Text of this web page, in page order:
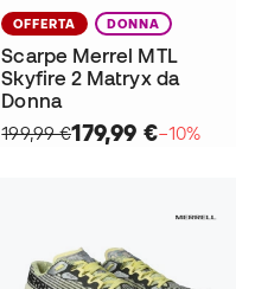
OFFERTA DONNA
Scarpe Merrel MTL
Skyfire 2 Matryx da
Donna
199,99 €179,99 €−10%